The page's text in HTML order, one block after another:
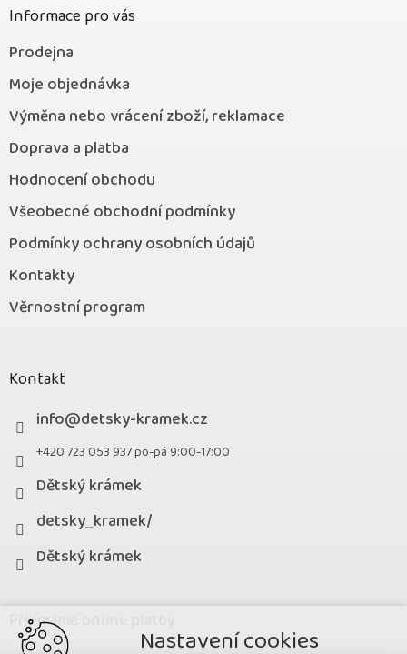
Informace pro vás
Prodejna
Moje objednávka
Výměna nebo vrácení zboží, reklamace
Doprava a platba
Hodnocení obchodu
Všeobecné obchodní podmínky
Podmínky ochrany osobních údajů
Kontakty
Věrnostní program
Kontakt
info@detsky-kramek.cz
+420 723 053 937 po-pá 9:00-17:00
Dětský krámek
detsky_kramek/
Dětský krámek
Přijímáme online platby
Nastavení cookies